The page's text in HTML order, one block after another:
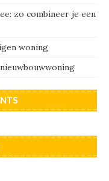
zo combineer je een
woning